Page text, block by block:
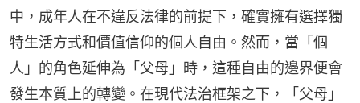
中，成年人在不違反法律的前提下，確實擁有選擇獨
特生活方式和價值信仰的個人自由。然而，當「個
人」的角色延伸為「父母」時，這種自由的邊界便會
發生本質上的轉變。在現代法治框架之下，「父母」